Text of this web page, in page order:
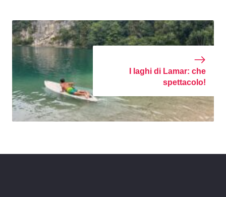
I laghi di Lamar: che
spettacolo!